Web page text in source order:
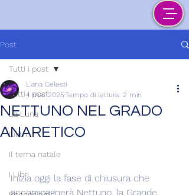
Post
Tutti i post
La Luna
Lilith
Il tema natale
I Libri
Tutti i post
NETTUNO NEL GRADO
ANARETICO
Liana Celesti
4 mar 2025Tempo di lettura: 2 min
Inizia oggi la fase di chiusura che
accompagnerà Nettuno, la Grande